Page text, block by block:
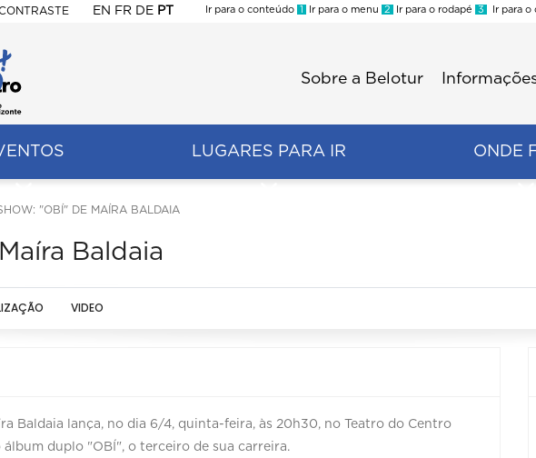
EN FR DE PT
Ir para o conteúdo 1 Ir para o menu 2 Ir para o rodapé 3 Ir para o
Sobre a Belotur
LUGARES PARA IR ONDE
"OBÍ" DE MAÍRA BALDAIA
Baldaia
VIDEO
Baldaia lança, no dia 6/4, quinta-feira, às 20h30, no Teatro do Centro
duplo "OBÍ", o terceiro de sua carreira.